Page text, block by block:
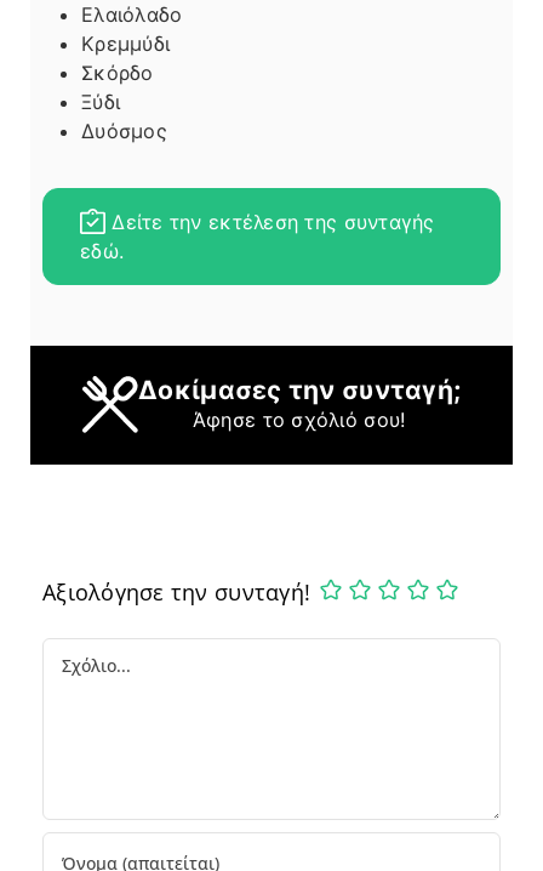
Ελαιόλαδο
Κρεμμύδι
Σκόρδο
Ξύδι
Δυόσμος
Δείτε την εκτέλεση της συνταγής
εδώ.
Δοκίμασες την συνταγή;
Άφησε το σχόλιό σου!
Αξιολόγησε την συνταγή!
Comment